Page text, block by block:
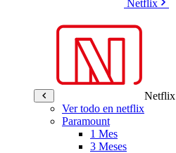
Netflix
Netflix
Ver todo en netflix
Paramount
1 Mes
3 Meses